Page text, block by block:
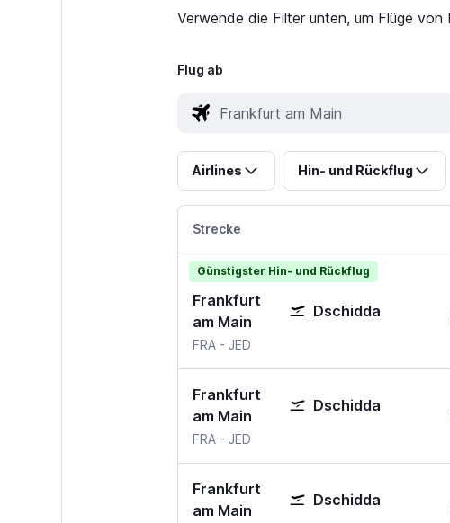
Verwende die Filter unten, um Flüge
Flug ab
Airlines Hin- und Rückflug
Strecke
Günstigster Hin- und Rückflug
Frankfurt
am Main
Dschidda
FRA Frankfurt am Main
- JED
Frankfurt
am Main
Dschidda
FRA Frankfurt am Main
- JED
Frankfurt
am Main
Dschidda